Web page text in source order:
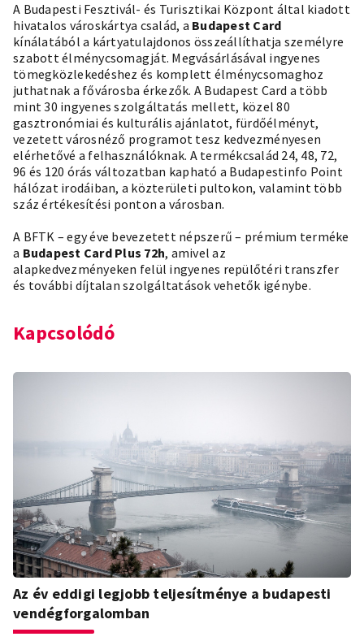
A Budapesti Fesztivál- és Turisztikai Központ által kiadott
hivatalos városkártya család, a Budapest Card
kínálatából a kártyatulajdonos összeállíthatja személyre
szabott élménycsomagját. Megvásárlásával ingyenes
tömegközlekedéshez és komplett élménycsomaghoz
juthatnak a fővárosba érkezők. A Budapest Card a több
mint 30 ingyenes szolgáltatás mellett, közel 80
gasztronómiai és kulturális ajánlatot, fürdőélményt,
vezetett városnéző programot tesz kedvezményesen
elérhetővé a felhasználóknak. A termékcsalád 24, 48, 72,
96 és 120 órás változatban kapható a Budapestinfo Point
hálózat irodáiban, a közterületi pultokon, valamint több
száz értékesítési ponton a városban.
A BFTK – egy éve bevezetett népszerű – prémium terméke
a Budapest Card Plus 72h, amivel az
alapkedvezményeken felül ingyenes repülőtéri transzfer
és további díjtalan szolgáltatások vehetők igénybe.
Kapcsolódó
Az év eddigi legjobb teljesítménye a budapesti
vendégforgalomban